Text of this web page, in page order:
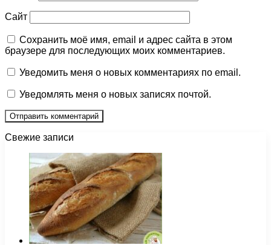
Сайт
Сохранить моё имя, email и адрес сайта в этом
браузере для последующих моих комментариев.
Уведомить меня о новых комментариях по email.
Уведомлять меня о новых записях почтой.
Свежие записи